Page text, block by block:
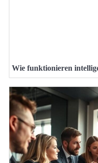
Wie funktionieren